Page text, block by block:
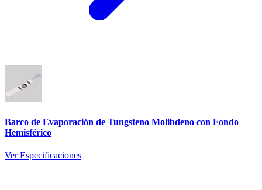
Barco de Evaporación de Tungsteno Molibdeno con Fondo
Hemisférico
Ver Especificaciones